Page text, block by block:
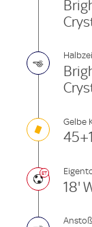
Gelbe
18'
Anstoß